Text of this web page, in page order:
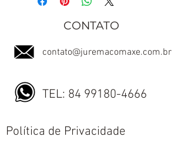
CONTATO
contato@juremacomaxe.com.br
TEL: 84 99180-4666
Política de Privacidade